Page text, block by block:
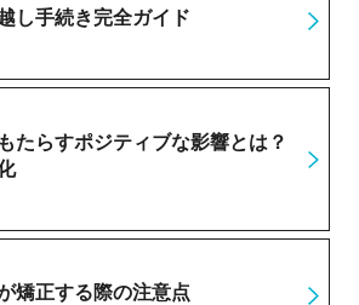
し手続き完全ガイド
たらすポジティブな影響とは？
矯正する際の注意点